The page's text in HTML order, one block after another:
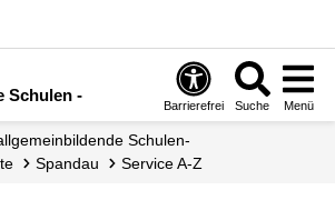
Schulen -
Barrierefrei Suche Menü
Schulen-
Spandau Service A-Z